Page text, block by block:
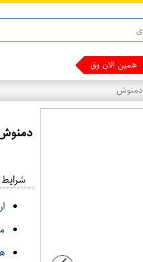
همین الان وقتشه ، پ
دمنوش
دمنوش